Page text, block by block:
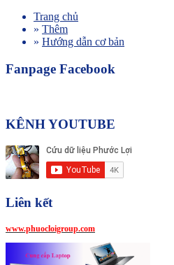
Trang chủ
» Thêm
» Hướng dẫn cơ bản
Fanpage Facebook
KÊNH YOUTUBE
Liên kết
www.phuocloigroup.com